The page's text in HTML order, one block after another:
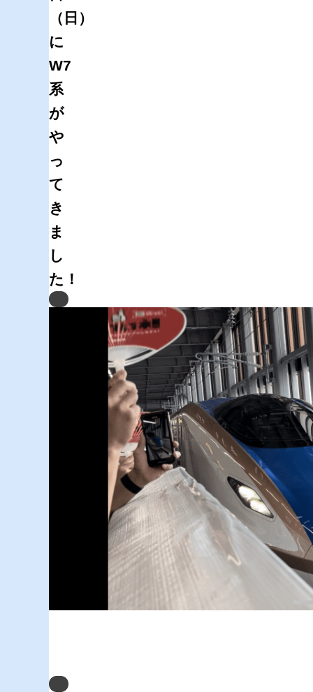
（日）
に
W7
系
が
や
っ
て
き
ま
し
た！
Previous
Next